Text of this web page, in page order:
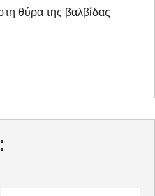
θύρα της βαλβίδας